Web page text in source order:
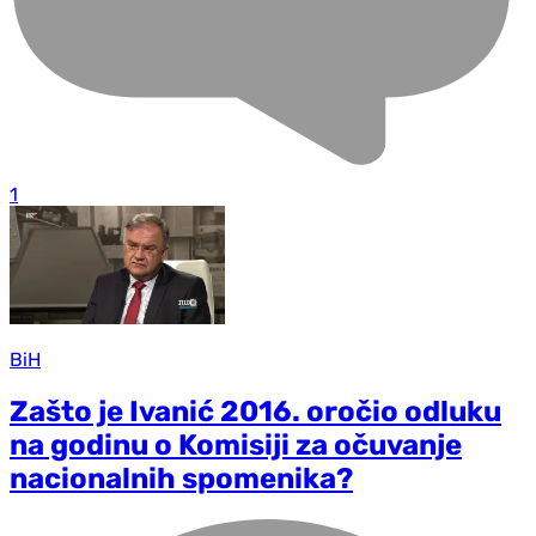
1
BiH
Zašto je Ivanić 2016. oročio odluku
na godinu o Komisiji za očuvanje
nacionalnih spomenika?